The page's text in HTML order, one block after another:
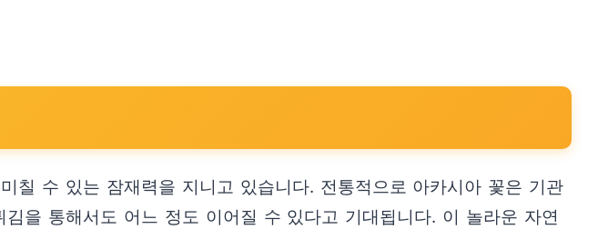
칠 수 있는 잠재력을 지니고 있습니다. 전통적으로 아카시아 꽃은 기관
을 통해서도 어느 정도 이어질 수 있다고 기대됩니다. 이 놀라운 자연